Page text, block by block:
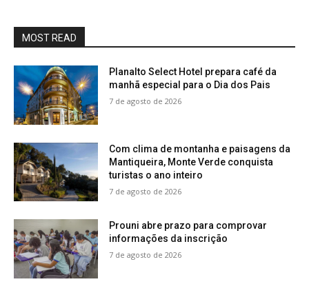
MOST READ
Planalto Select Hotel prepara café da
manhã especial para o Dia dos Pais
7 de agosto de 2026
Com clima de montanha e paisagens da
Mantiqueira, Monte Verde conquista
turistas o ano inteiro
7 de agosto de 2026
Prouni abre prazo para comprovar
informações da inscrição
7 de agosto de 2026